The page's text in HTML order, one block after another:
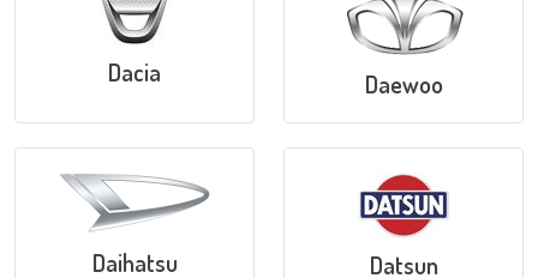
Dacia Daewoo
Daihatsu Datsun